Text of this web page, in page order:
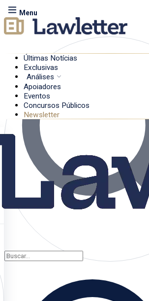
Menu
Últimas Notícias
Exclusivas
Análises
Apoiadores
Eventos
Concursos Públicos
Newsletter